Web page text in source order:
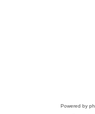
Powered by